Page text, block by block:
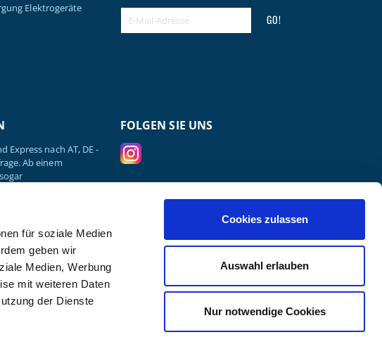
für soziale Medien
geben wir
Medien, Werbung
mit weiteren Daten
der Dienste
Cookies zulassen
Auswahl erlauben
Nur notwendige Cookies
Elektrogeräte
GO!
Express nach AT, DE -
Ab einem
FOLGEN SIE UNS